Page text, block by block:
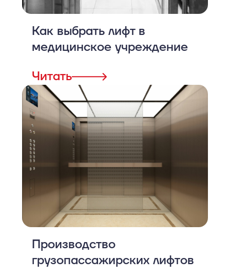
Как выбрать лифт в
медицинское учреждение
Читать
Производство
грузопассажирских лифтов